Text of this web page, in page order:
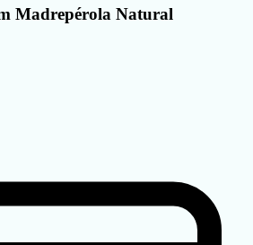
Madrepérola Natural